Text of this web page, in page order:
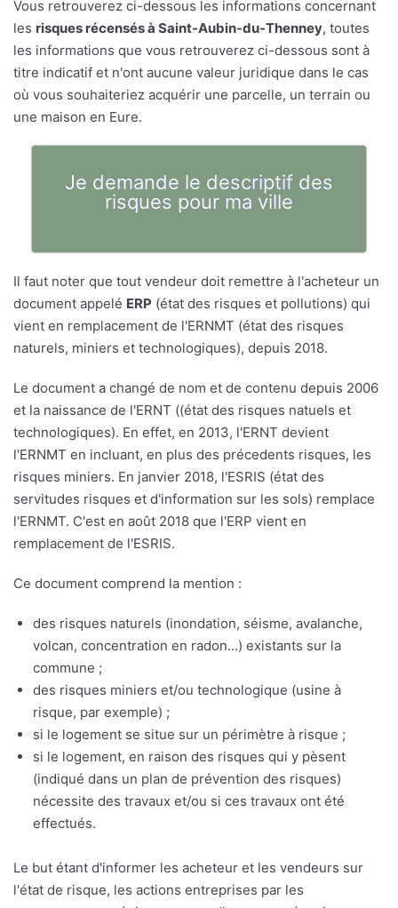
Vous retrouverez ci-dessous les informations concernant
les risques récensés à Saint-Aubin-du-Thenney, toutes
les informations que vous retrouverez ci-dessous sont à
titre indicatif et n'ont aucune valeur juridique dans le cas
où vous souhaiteriez acquérir une parcelle, un terrain ou
une maison en Eure.
Je demande le descriptif des
risques pour ma ville
Il faut noter que tout vendeur doit remettre à l'acheteur un
document appelé ERP (état des risques et pollutions) qui
vient en remplacement de l'ERNMT (état des risques
naturels, miniers et technologiques), depuis 2018.
Le document a changé de nom et de contenu depuis 2006
et la naissance de l'ERNT ((état des risques natuels et
technologiques). En effet, en 2013, l'ERNT devient
l'ERNMT en incluant, en plus des précedents risques, les
risques miniers. En janvier 2018, l'ESRIS (état des
servitudes risques et d'information sur les sols) remplace
l'ERNMT. C'est en août 2018 que l'ERP vient en
remplacement de l'ESRIS.
Ce document comprend la mention :
des risques naturels (inondation, séisme, avalanche,
volcan, concentration en radon...) existants sur la
commune ;
des risques miniers et/ou technologique (usine à
risque, par exemple) ;
si le logement se situe sur un périmètre à risque ;
si le logement, en raison des risques qui y pèsent
(indiqué dans un plan de prévention des risques)
nécessite des travaux et/ou si ces travaux ont été
effectués.
Le but étant d'informer les acheteur et les vendeurs sur
l'état de risque, les actions entreprises par les